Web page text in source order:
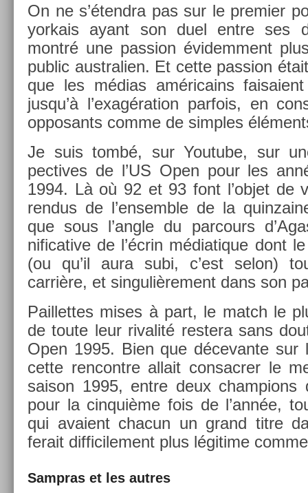
On ne s’étendra pas sur le pre­mi­er
yorkais ayant son duel entre ses
montré une pass­ion évidem­ment
pub­lic australi­en. Et cette pass­ion
que les médias américains
jusqu’à l’exagéra­tion par­fois, en
op­posants comme de sim­ples
Je suis tombé, sur Youtube, sur
pectives de l’US Open pour les
1994. Là où 92 et 93 font l’objet de
rendus de l’en­semble de la
que sous l’angle du par­cours
nificative de l’écrin médiatique dont
(ou qu’il aura subi, c’est selon)
carrière, et sin­guliè­re­ment dans son
Pail­lettes mises à part, le match le
de toute leur rivalité re­stera sans
Open 1995. Bien que décevan­te sur
cette re­ncontre al­lait con­sacr­er le
saison 1995, entre deux champ­ions
pour la cin­quiè­me fois de l’année,
qui avaient chacun un grand titre
ferait dif­ficile­ment plus légitime
Sampras et les aut­res